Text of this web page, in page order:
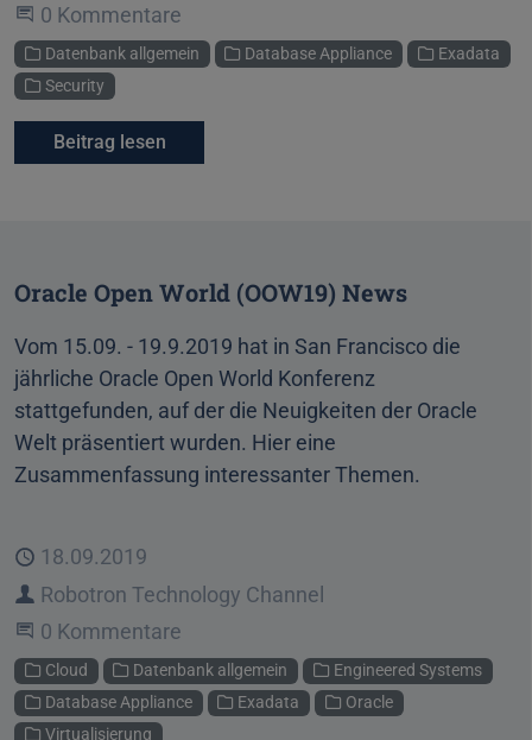
Beginne eine Unterhaltung
0 Kommentare
Kategorien
Datenbank allgemein Database Appliance
Exadata
Security
Beitrag lesen
Oracle Open World (OOW19) News
Vom 15.09. - 19.9.2019 hat in San Francisco die
jährliche Oracle Open World Konferenz
stattgefunden, auf der die Neuigkeiten der Oracle
Welt präsentiert wurden. Hier eine
Zusammenfassung interessanter Themen.
Veröffentlicht
18.09.2019
Autor
Robotron Technology Channel
Beginne eine Unterhaltung
0 Kommentare
Kategorien
Cloud Datenbank allgemein
Engineered Systems
Database Appliance
Exadata
Oracle
Virtualisierung